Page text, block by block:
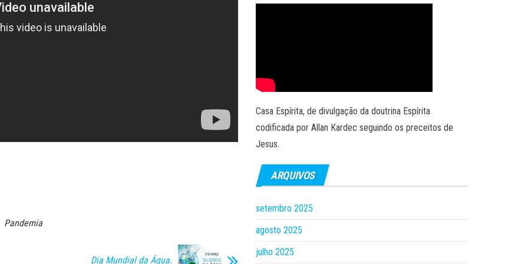
Pandemia
Dia Mundial da Água.
Casa Espírita, de divulgação da doutrina Espírita
codificada por Allan Kardec seguindo os preceitos de
Jesus.
ARQUIVOS
setembro 2025
agosto 2025
julho 2025